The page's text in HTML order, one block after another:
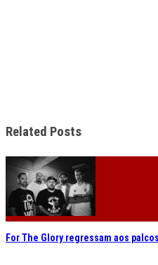
Related Posts
For The Glory regressam aos